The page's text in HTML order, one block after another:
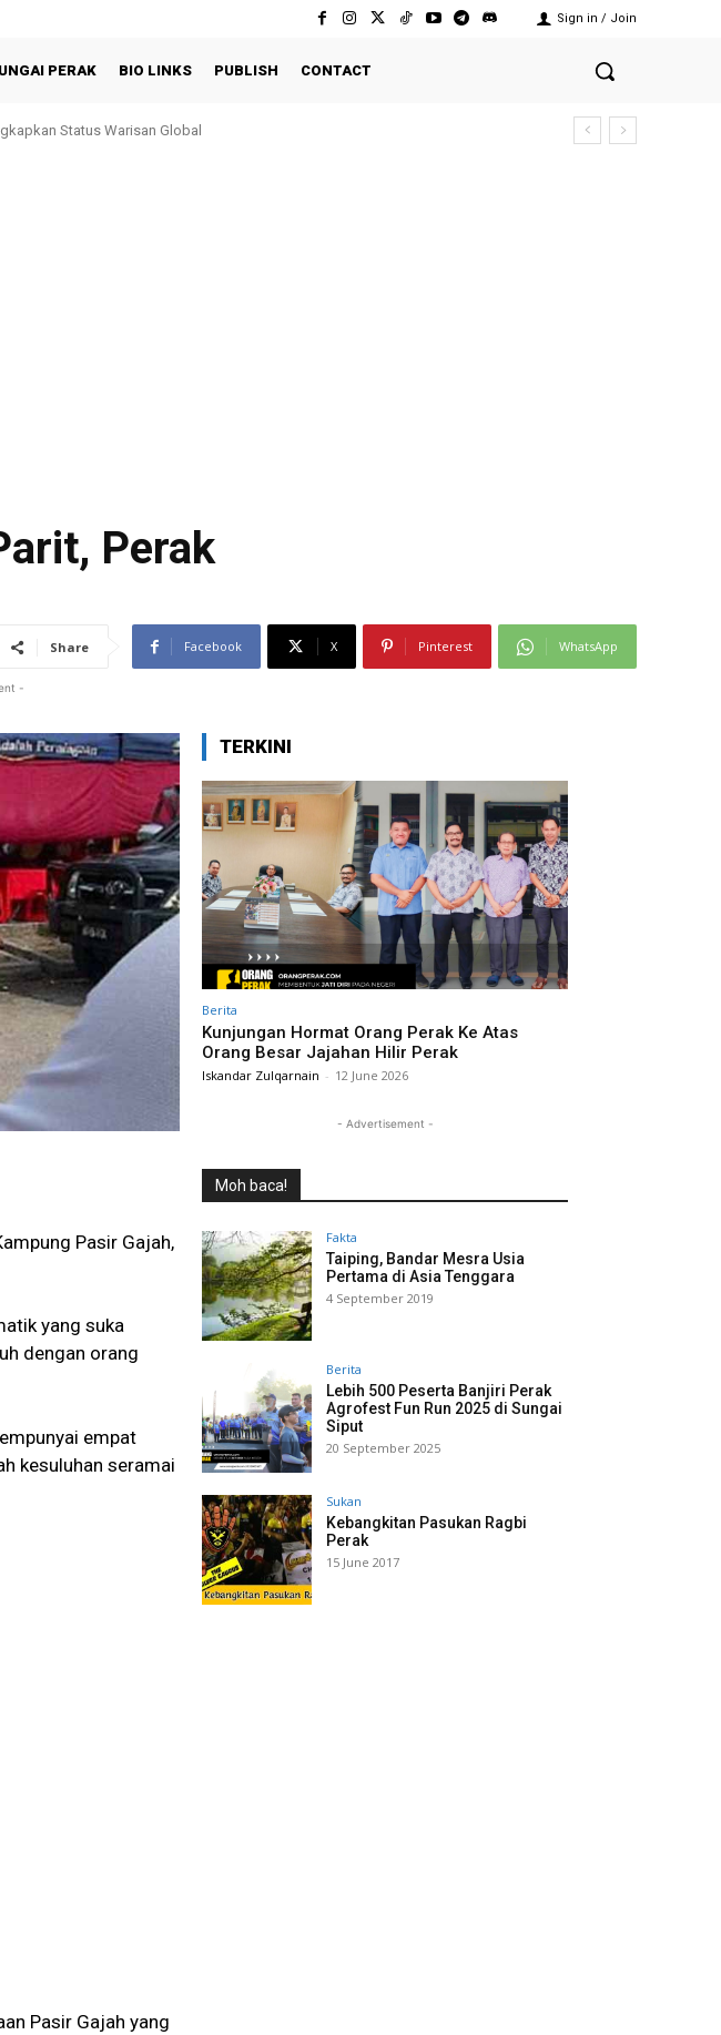
Sign in / Join
PERAK BIO LINKS PUBLISH CONTACT
Stesen
Perak
Share Facebook X Pinterest WhatsApp
-
Pasir Gajah,
yang suka
dengan orang
empat
kesuluhan seramai
Pasir Gajah yang
TERKINI
Berita
Kunjungan Hormat Orang Perak Ke Atas
Orang Besar Jajahan Hilir Perak
Iskandar Zulqarnain - 12 June 2026
- Advertisement -
Moh baca!
Fakta
Taiping, Bandar Mesra Usia
Pertama di Asia Tenggara
4 September 2019
Berita
Lebih 500 Peserta Banjiri Perak
Agrofest Fun Run 2025 di Sungai
Siput
20 September 2025
Sukan
Kebangkitan Pasukan Ragbi
Perak
15 June 2017